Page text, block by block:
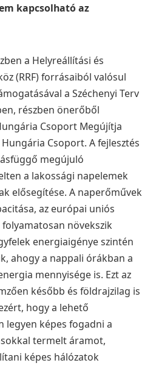
kapcsolható az
a Helyreállítási és
(RRF) forrásaiból valósul
a Széchenyi Terv
részben önerőből
Csoport Megújítja
Csoport. A fejlesztés
megújuló
a lakossági napelemek
elősegítése. A naperőművek
az európai uniós
növekszik
energiaigénye szintén
ahogy a nappali órákban a
mennyisége is. Ezt az
később és földrajzilag is
hogy a lehető
legyen képes fogadni a
termelt áramot,
képes hálózatok